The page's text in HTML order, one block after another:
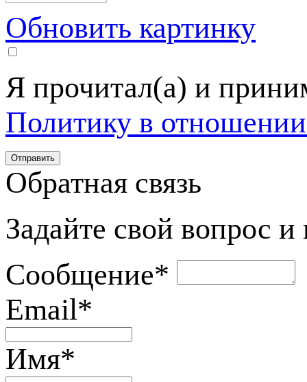
Обновить картинку
Я прочитал(а) и
Политику в
Обратная связь
Задайте свой вопрос
Сообщение*
Email*
Имя*